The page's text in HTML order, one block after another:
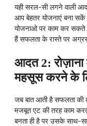
यही सरल-सी लगने वाली
आप बेहतर योजनाएं बना
योजनाओ पर काम कर सकते
हैं सफलता के रास्ते पर
आदत 2:
महसूस करने के
जब बात आती है सफलता की
मजबूत एट की तरह काम
बनता ही है पर उसके साथ-